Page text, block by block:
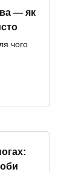
— як
чого